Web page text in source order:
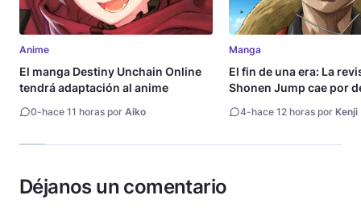
Anime
El manga Destiny Unchain Online
tendrá adaptación al anime
0-hace 11 horas por Aiko
Manga
El fin de una era: La
Shonen Jump cae por
4-hace 12 horas por Kenji
Déjanos un comentario